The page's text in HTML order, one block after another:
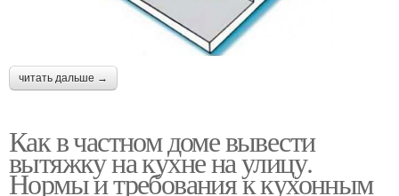
читать дальше →
Как в частном доме вывести
вытяжку на кухне на улицу.
Нормы и требования к кухонным